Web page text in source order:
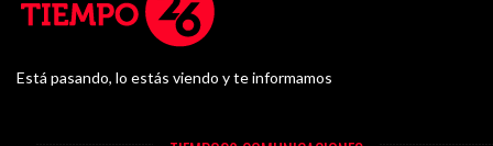
Está pasando, lo estás viendo y te informamos